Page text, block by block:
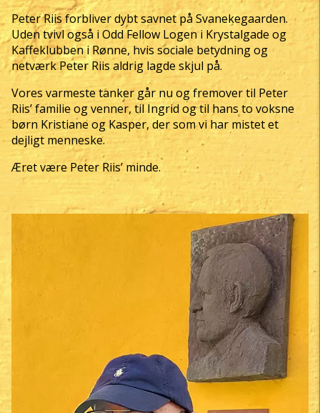
Peter Riis forbliver dybt savnet på Svanekegaarden.
Uden tvivl også i Odd Fellow Logen i Krystalgade og
Kaffeklubben i Rønne, hvis sociale betydning og
netværk Peter Riis aldrig lagde skjul på.
Vores varmeste tanker går nu og fremover til Peter
Riis’ familie og venner, til Ingrid og til hans to voksne
børn Kristiane og Kasper, der som vi har mistet et
dejligt menneske.
Æret være Peter Riis’ minde.